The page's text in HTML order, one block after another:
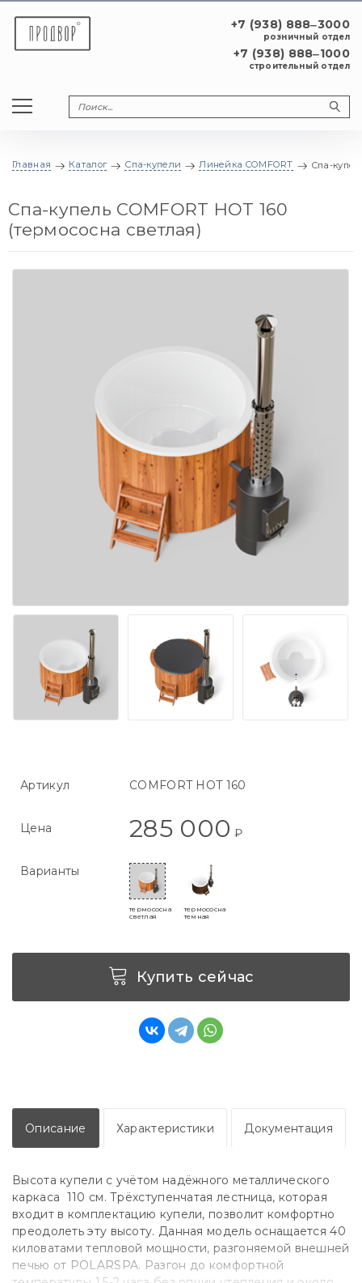
+7 (938) 888‒3000
розничный отдел
+7 (938) 888‒1000
строительный отдел
Главная Каталог Спа-купели Линейка COMFORT Спа-
Спа-купель COMFORT HOT 160
(термососна светлая)
Артикул COMFORT HOT 160
Цена 285 000 ₽
Варианты
термососна
светлая
термососна
темная
Купить сейчас
Описание Характеристики Документация
Высота купели с учётом надёжного металлического
каркаса 110 см. Трёхступенчатая лестница, которая
входит в комплектацию купели, позволит комфортно
преодолеть эту высоту. Данная модель оснащается 40
киловатами тепловой мощности, разгоняемой внешней
печью от POLARSPA. Разгон до комфортной